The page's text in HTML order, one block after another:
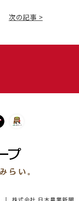
次の記事 >
株式会社 日本農業新聞